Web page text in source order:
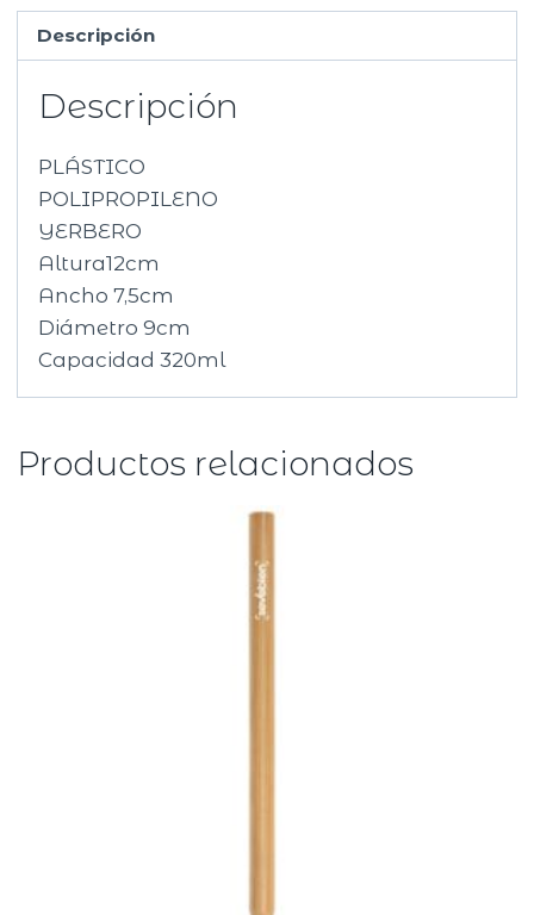
Descripción
Descripción
PLÁSTICO
POLIPROPILENO
YERBERO
Altura12cm
Ancho 7,5cm
Diámetro 9cm
Capacidad 320ml
Productos relacionados